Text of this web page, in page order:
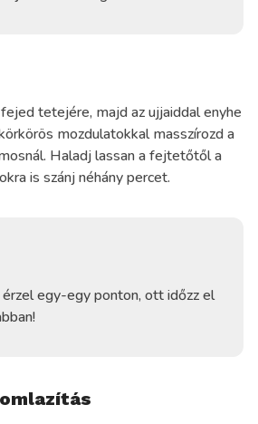
tetejére, majd az ujjaiddal enyhe
mozdulatokkal masszírozd a
Haladj lassan a fejtetőtől a
is szánj néhány percet.
egy-egy ponton, ott időzz el